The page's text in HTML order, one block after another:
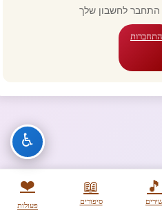
🎵
📖
סיפורים
❤️
פעולות
התחבר לחשבון שלך
התחברות
♿